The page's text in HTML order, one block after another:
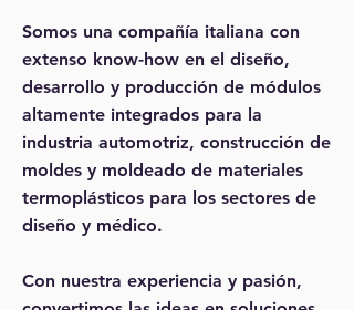
Somos una compañía italiana con
extenso know-how en el diseño,
desarrollo y producción de módulos
altamente integrados para la
industria automotriz, construcción de
moldes y moldeado de materiales
termoplásticos para los sectores de
diseño y médico.
Con nuestra experiencia y pasión,